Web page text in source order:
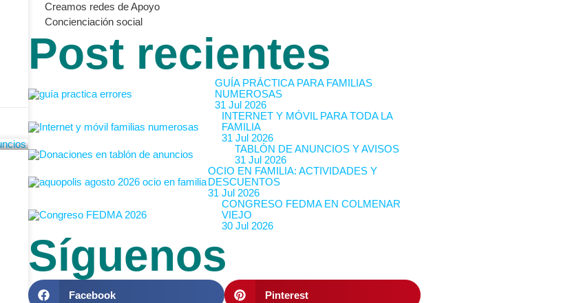
Creamos redes de Apoyo
Concienciación social
Post recientes
GUÍA PRÁCTICA PARA FAMILIAS
NUMEROSAS
31 Jul 2026
INTERNET Y MÓVIL PARA TODA LA
FAMILIA
31 Jul 2026
TABLÓN DE ANUNCIOS Y AVISOS
31 Jul 2026
OCIO EN FAMILIA: ACTIVIDADES Y
DESCUENTOS
31 Jul 2026
CONGRESO FEDMA EN COLMENAR
VIEJO
30 Jul 2026
Síguenos
Facebook Pinterest